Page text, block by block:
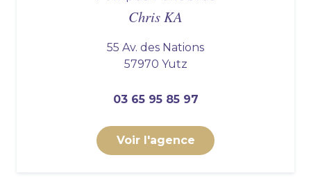
Chris KA
55 Av. des Nations
57970 Yutz
03 65 95 85 97
Voir l'agence